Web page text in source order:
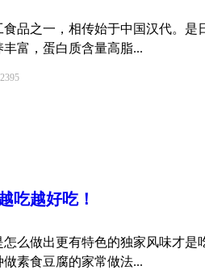
之一，相传始于中国汉代。是
富，蛋白质含量高脂...
吃越好吃！
么做出更有特色的独家风味才是
素食豆腐的家常做法...